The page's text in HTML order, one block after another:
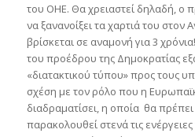
του ΟΗΕ. Θα χρειαστεί δηλαδή, ο
να ξανανοίξει τα χαρτιά του στον
βρίσκεται σε αναμονή για 3
του προέδρου της Δημοκρατίας
«διατακτικού τύπου» προς τους
σχέση με τον ρόλο που η
διαδραματίσει, η οποία θα πρέπει
παρακολουθεί στενά τις